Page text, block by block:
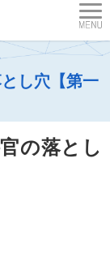
し穴【第一
の落とし